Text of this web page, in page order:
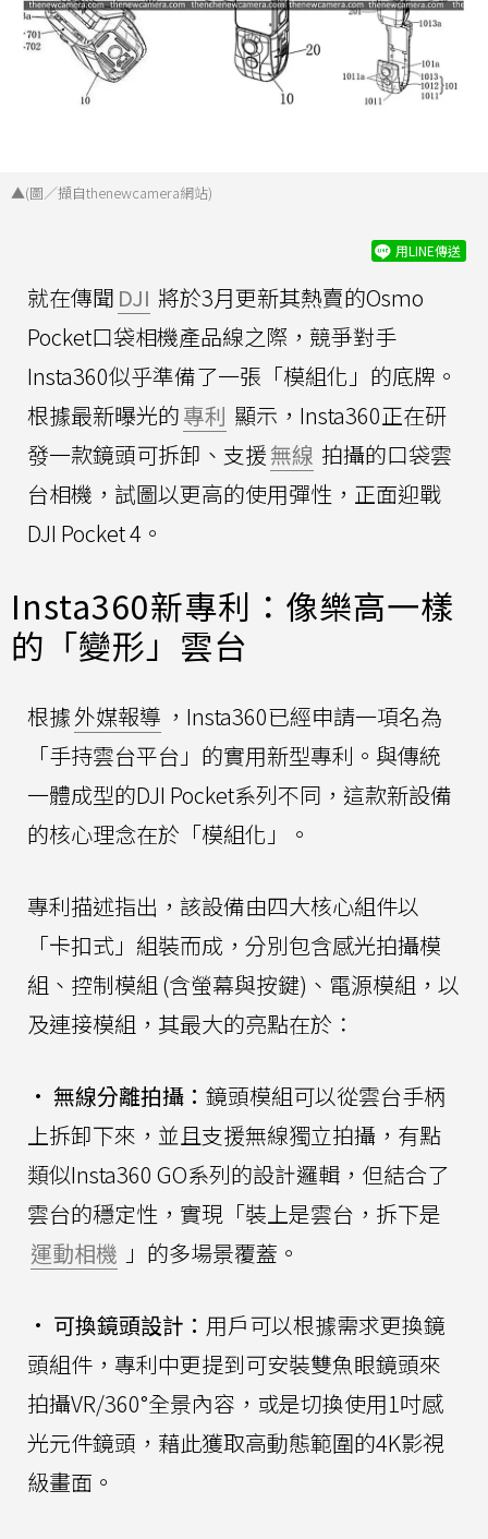
▲(圖／擷自thenewcamera網站)
用LINE傳送
就在傳聞 DJI 將於3月更新其熱賣的Osmo
Pocket口袋相機產品線之際，競爭對手
Insta360似乎準備了一張「模組化」的底牌。
根據最新曝光的專利 顯示，Insta360正在研
發一款鏡頭可拆卸、支援無線 拍攝的口袋雲
台相機，試圖以更高的使用彈性，正面迎戰
DJI Pocket 4。
Insta360新專利：像樂高一樣
的「變形」雲台
根據外媒報導 ，Insta360已經申請一項名為
「手持雲台平台」的實用新型專利。與傳統
一體成型的DJI Pocket系列不同，這款新設備
的核心理念在於「模組化」。
專利描述指出，該設備由四大核心組件以
「卡扣式」組裝而成，分別包含感光拍攝模
組、控制模組 (含螢幕與按鍵)、電源模組，以
及連接模組，其最大的亮點在於：
• 無線分離拍攝： 鏡頭模組可以從雲台手柄
上拆卸下來，並且支援無線獨立拍攝，有點
類似Insta360 GO系列的設計邏輯，但結合了
雲台的穩定性，實現「裝上是雲台，拆下是
運動相機 」的多場景覆蓋。
• 可換鏡頭設計： 用戶可以根據需求更換鏡
頭組件，專利中更提到可安裝雙魚眼鏡頭來
拍攝VR/360°全景內容，或是切換使用1吋感
光元件鏡頭，藉此獲取高動態範圍的4K影視
級畫面。